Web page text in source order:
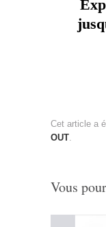
Cet article a
OUT.
Vous